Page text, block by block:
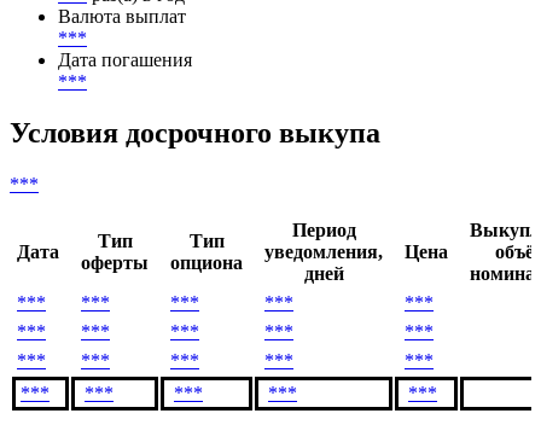
Начало начисления купонов
***
Периодичность выплаты купона
***
Дата погашения
***
Дата
Тип
оферты
Тип
опциона
Период
уведомления,
Цена
***
*** *** ***
***
***
*** *** ***
***